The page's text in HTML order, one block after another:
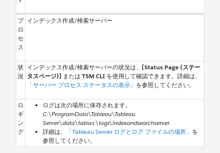
プ
ロ
セ
ス
インデックス作成/検索サーバー
状
況
インデックス作成/検索サーバーの状況は、 [Status Page (ステー
タスページ)] または TSM CLI を使用して確認できます。詳細は、
「サーバー プロセス ステータスの表示」 を参照してください。
ロ
ギ
ン
グ
ログは次の場所に保存されます。
C:\ProgramData\Tableau\Tableau
Server\data\tabsvc\logs\indexandsearchserver
詳細は、
「Tableau Server ログとログ ファイルの場所」 を
参照してください。